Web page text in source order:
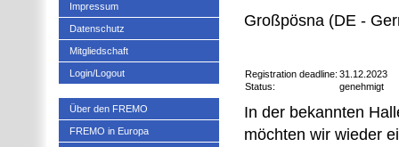
Großpösna (DE -
Registration deadline: 31.12.2023
Status:
genehmigt
In der bekannten
möchten wir wieder
Impressum
Datenschutz
Mitgliedschaft
Login/Logout
Über den FREMO
FREMO in Europa